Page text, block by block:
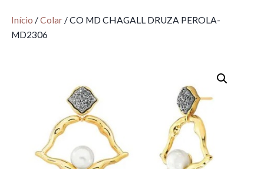
Início /Colar/ CO MD CHAGALL DRUZA PEROLA-
MD2306